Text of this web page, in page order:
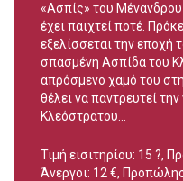
«Ασπίς» του Μένανδρου
έχει παιχτεί ποτέ.
εξελίσσεται την εποχή
σπασμένη Ασπίδα του
απρόσμενο χαμό του
θέλει να παντρευτεί
Κλεόστρατου...
Τιμή εισιτηρίου: 15 ?,
Άνεργοι: 12 €,